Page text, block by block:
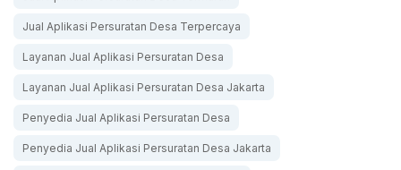
Jual Aplikasi Persuratan Desa Terpercaya
Layanan Jual Aplikasi Persuratan Desa
Layanan Jual Aplikasi Persuratan Desa Jakarta
Penyedia Jual Aplikasi Persuratan Desa
Penyedia Jual Aplikasi Persuratan Desa Jakarta